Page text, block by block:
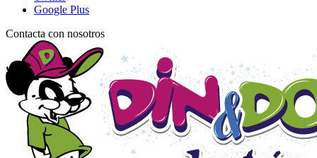
Google Plus
Contacta con nosotros